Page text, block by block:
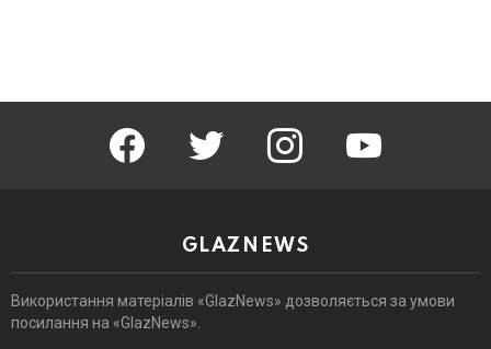
facebook twitter instagram youtube
GLAZNEWS
Використання матеріалів «GlazNews» дозволяється за умови
посилання на «GlazNews».